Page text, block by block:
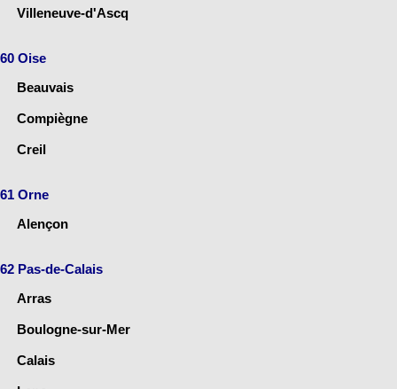
Villeneuve-d'Ascq
60 Oise
Beauvais
Compiègne
Creil
61 Orne
Alençon
62 Pas-de-Calais
Arras
Boulogne-sur-Mer
Calais